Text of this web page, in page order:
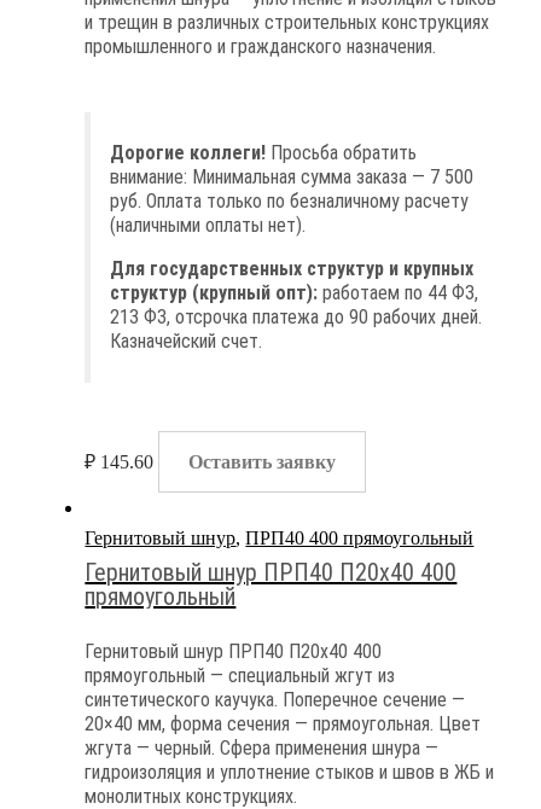
и трещин в различных строительных конструкциях
промышленного и гражданского назначения.
Дорогие коллеги! Просьба обратить
внимание: Минимальная сумма заказа — 7 500
руб. Оплата только по безналичному расчету
(наличными оплаты нет).
Для государственных структур и крупных
структур (крупный опт): работаем по 44 ФЗ,
213 ФЗ, отсрочка платежа до 90 рабочих дней.
Казначейский счет.
₽ 145.60 Оставить заявку
Гернитовый шнур,ПРП40 400 прямоугольный
Гернитовый шнур ПРП40 П20х40 400
прямоугольный
Гернитовый шнур ПРП40 П20х40 400
прямоугольный — специальный жгут из
синтетического каучука. Поперечное сечение —
20×40 мм, форма сечения — прямоугольная. Цвет
жгута — черный. Сфера применения шнура —
гидроизоляция и уплотнение стыков и швов в ЖБ и
монолитных конструкциях.